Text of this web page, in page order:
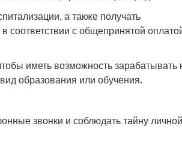
а также получать
с общепринятой
иметь возможность зарабатывать
образования или обучения.
звонки и соблюдать тайну личной